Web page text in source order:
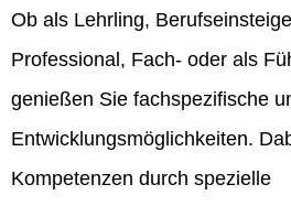
Ob als Lehrling,
Professional, Fach- oder als
genießen Sie fachspezifische
Entwicklungsmöglichkeiten.
Kompetenzen durch spezielle